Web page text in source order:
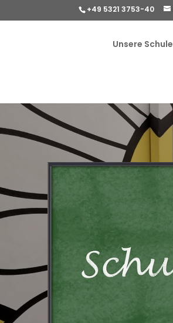
+49 5321 3753-40
Unsere Schule